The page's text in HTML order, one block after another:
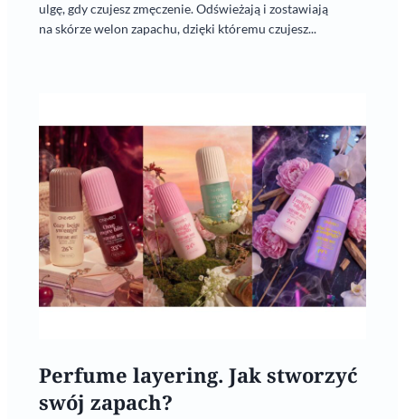
ulgę, gdy czujesz zmęczenie. Odświeżają i zostawiają
na skórze welon zapachu, dzięki któremu czujesz...
Perfume layering. Jak stworzyć
swój zapach?